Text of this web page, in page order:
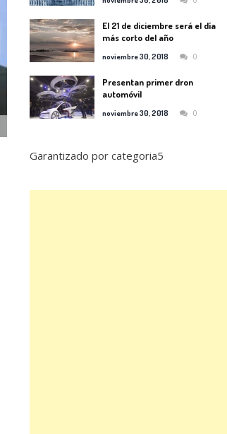
El 21 de diciembre será el día
más corto del año
noviembre 30, 2018 0
Presentan primer dron
automóvil
noviembre 30, 2018 0
Garantizado por categoria5